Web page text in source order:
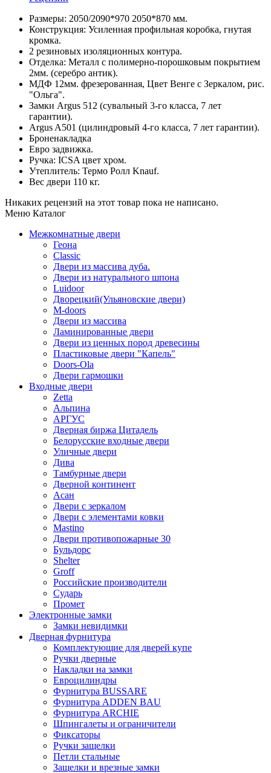
Размеры: 2050/2090*970 2050*870 мм.
Конструкция: Усиленная профильная коробка, гнутая
кромка.
2 резиновых изоляционных контура.
Отделка: Металл с полимерно-порошковым покрытием
2мм. (серебро антик).
МДФ 12мм. фрезерованная, Цвет Венге с Зеркалом, рис.
"Ольга".
Замки Argus 512 (сувальный 3-го класса, 7 лет
гарантии).
Argus A501 (цилиндровый 4-го класса, 7 лет гарантии).
Броненакладка
Евро задвижка.
Ручка: ICSA цвет хром.
Утеплитель: Термо Ролл Knauf.
Вес двери 110 кг.
Никаких рецензий на этот товар пока не написано.
Меню Каталог
Межкомнатные двери
Геона
Classic
Двери из массива дуба.
Двери из натурального шпона
Luidoor
Дворецкий(Ульяновские двери)
M-doors
Двери из массива
Ламинированные двери
Двери из ценных пород древесины
Пластиковые двери "Капель"
Doors-Ola
Двери гармошки
Входные двери
Zetta
Альпина
АРГУС
Дверная биржа Цитадель
Белорусские входные двери
Уличные двери
Дива
Тамбурные двери
Дверной континент
Асан
Двери с зеркалом
Двери с элементами ковки
Mastino
Двери противопожарные 30
Бульдорс
Shelter
Groff
Российские производители
Сударь
Промет
Электронные замки
Замки невидимки
Дверная фурнитура
Комплектующие для дверей купе
Ручки дверные
Накладки на замки
Евроцилиндры
Фурнитура BUSSARE
Фурнитура ADDEN BAU
Фурнитура ARCHIE
Шпингалеты и ограничители
Фиксаторы
Ручки защелки
Петли стальные
Защелки и врезные замки